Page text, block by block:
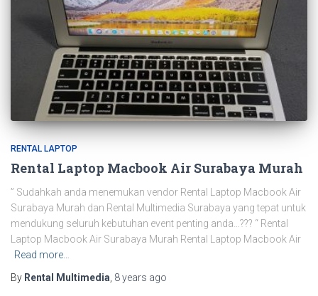
RENTAL LAPTOP
Rental Laptop Macbook Air Surabaya Murah
” Sudahkah anda menemukan vendor Rental Laptop Macbook Air
Surabaya Murah dan Rental Multimedia Surabaya yang tepat untuk
mendukung seluruh kebutuhan event penting anda…??? “ Rental
Laptop Macbook Air Surabaya Murah Rental Laptop Macbook Air
Read more…
By Rental Multimedia 8 years ago